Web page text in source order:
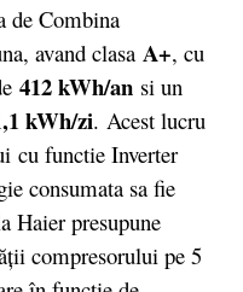
Combina
avand clasa A+, cu
412 kWh/an si un
kWh/zi. Acest lucru
cu functie Inverter
consumata sa fie
Haier presupune
compresorului pe 5